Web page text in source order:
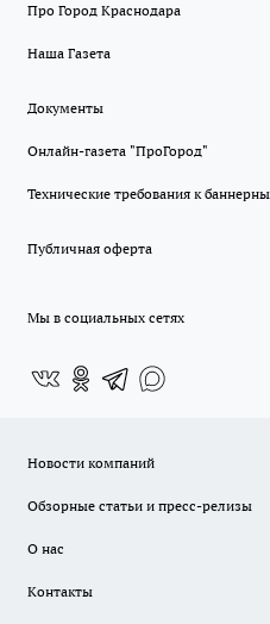
Про Город Краснодара
Наша Газета
Документы
Онлайн-газета "ПроГород"
Технические требования к
Публичная оферта
Мы в социальных сетях
Новости компаний
Обзорные статьи и пресс-релизы
О нас
Контакты